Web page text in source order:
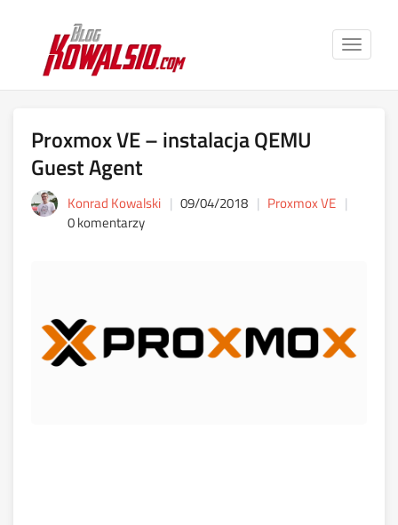
Toggle
Proxmox VE – instalacja QEMU
Guest Agent
Konrad Kowalski 09/04/2018
Proxmox VE
0 komentarzy